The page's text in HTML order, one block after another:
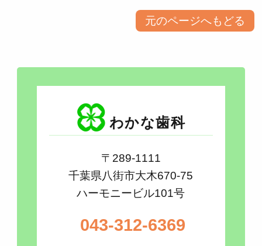
元のページへもどる
わかな歯科
〒289-1111
千葉県八街市大木670-75
ハーモニービル101号
043-312-6369